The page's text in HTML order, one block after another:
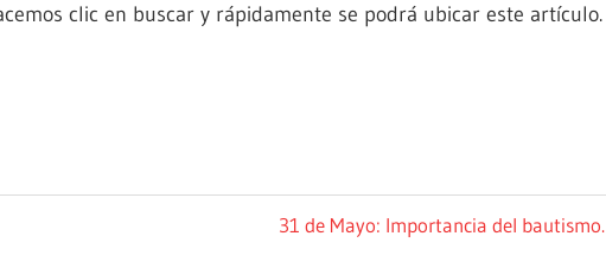
clic en buscar y rápidamente se podrá ubicar este artículo.
Siguiente
31 de Mayo: Importancia del bautismo.